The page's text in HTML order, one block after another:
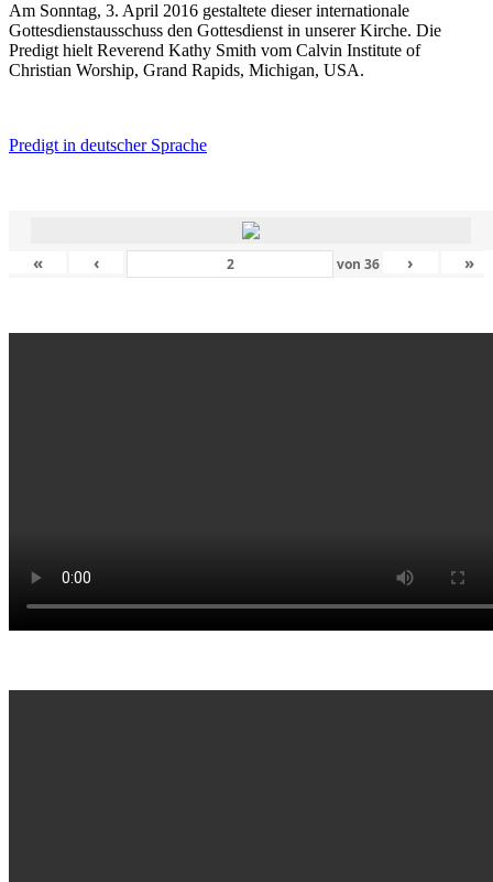
Am Sonntag, 3. April 2016 gestaltete dieser internationale
Gottesdienstausschuss den Gottesdienst in unserer Kirche. Die
Predigt hielt Reverend Kathy Smith vom Calvin Institute of
Christian Worship, Grand Rapids, Michigan, USA.
Predigt in deutscher Sprache
« ‹ von36 › »